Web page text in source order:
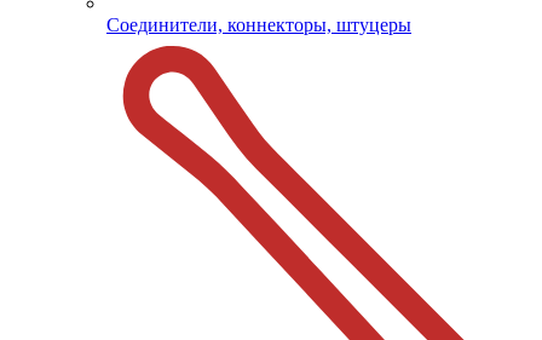
Соединители, коннекторы, штуцеры